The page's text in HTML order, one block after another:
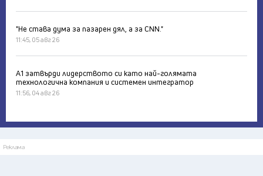
"Не става дума за пазарен дял, а за CNN."
11:45, 05 авг 26
А1 затвърди лидерството си като най-голямата
технологична компания и системен интегратор
11:56, 04 авг 26
Реклама